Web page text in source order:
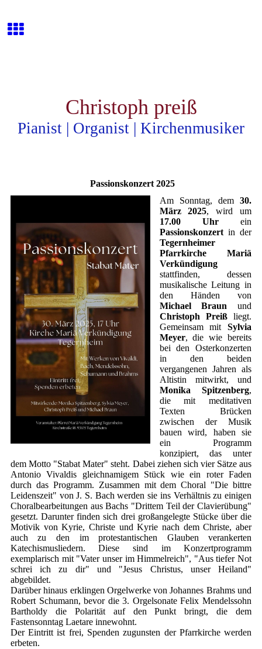
Christoph preiß
Pianist | Organist | Kirchenmusiker
Passionskonzert 2025
Am Sonntag, dem30.
März 2025, wird um
17.00 Uhrein
Passionskonzert in der
Tegernheimer
Pfarrkirche Mariä
Verkündigung
stattfinden, dessen
musikalische Leitung in
den Händen von
Michael Braun und
Christoph Preißliegt.
Gemeinsam mitSylvia
Meyer, die wie bereits
bei den Osterkonzerten
in den beiden
vergangenen Jahren als
Altistin mitwirkt, und
Monika Spitzenberg,
die mit meditativen
Texten Brücken
zwischen der Musik
bauen wird, haben sie
ein Programm
konzipiert, das unter
dem Motto "Stabat Mater" steht. Dabei ziehen sich vier Sätze aus
Antonio Vivaldis gleichnamigem Stück wie ein roter Faden
durch das Programm. Zusammen mit dem Choral "Die bittre
Leidenszeit" von J. S. Bach werden sie ins Verhältnis zu einigen
Choralbearbeitungen aus Bachs "Drittem Teil der Clavierübung"
gesetzt. Darunter finden sich drei großangelegte Stücke über die
Motivik von Kyrie, Christe und Kyrie nach dem Christe, aber
auch zu den im protestantischen Glauben verankerten
Katechismusliedern. Diese sind im Konzertprogramm
exemplarisch mit "Vater unser im Himmelreich", "Aus tiefer Not
schrei ich zu dir" und "Jesus Christus, unser Heiland"
abgebildet.
Darüber hinaus erklingen Orgelwerke von Johannes Brahms und
Robert Schumann, bevor die 3. Orgelsonate Felix Mendelssohn
Bartholdy die Polarität auf den Punkt bringt, die dem
Fastensonntag Laetare innewohnt.
Der Eintritt ist frei, Spenden zugunsten der Pfarrkirche werden
erbeten.